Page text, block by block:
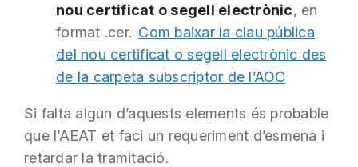
nou certificat o segell electrònic, en
format .cer. Com baixar la clau pública
del nou certificat o segell electrònic des
de la carpeta subscriptor de l’AOC
Si falta algun d’aquests elements és probable
que l’AEAT et faci un requeriment d’esmena i
retardar la tramitació.